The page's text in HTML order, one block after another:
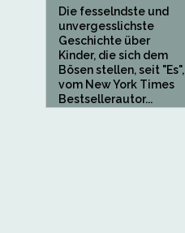
Die fesselndste und
unvergesslichste
Geschichte über
Kinder, die sich dem
Bösen stellen, seit "Es",
vom New York Times
Bestsellerautor...